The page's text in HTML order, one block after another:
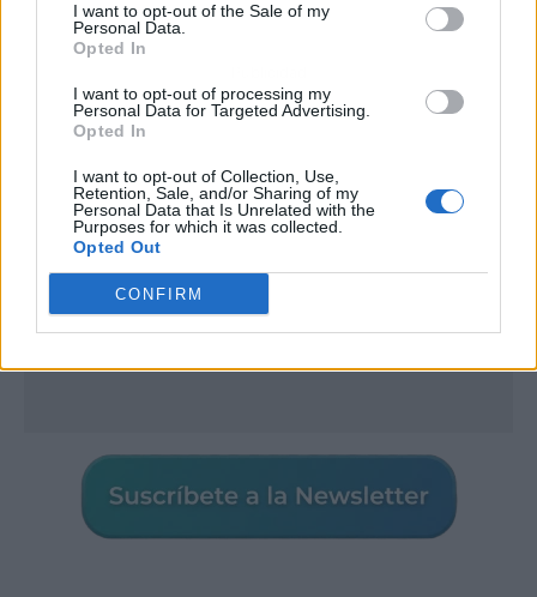
I want to opt-out of the Sale of my
Personal Data.
Opted In
I want to opt-out of processing my
Personal Data for Targeted Advertising.
Opted In
I want to opt-out of Collection, Use,
Retention, Sale, and/or Sharing of my
Personal Data that Is Unrelated with the
Purposes for which it was collected.
Opted Out
CONFIRM